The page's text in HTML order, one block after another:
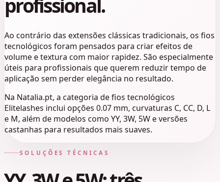
Ao contrário das extensões clássicas tradicionais, os fios
tecnológicos foram pensados para criar efeitos de
volume e textura com maior rapidez. São especialmente
úteis para profissionais que querem reduzir tempo de
aplicação sem perder elegância no resultado.
Na Natalia.pt, a categoria de fios tecnológicos
Elitelashes inclui opções 0.07 mm, curvaturas C, CC, D, L
e M, além de modelos como YY, 3W, 5W e versões
castanhas para resultados mais suaves.
SOLUÇÕES TÉCNICAS